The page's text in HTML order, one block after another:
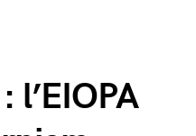
l’EIOPA